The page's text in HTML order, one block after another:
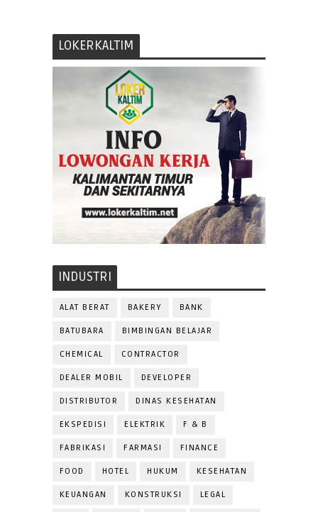
LOKERKALTIM
INDUSTRI
ALAT BERAT BAKERY BANK
BATUBARA BIMBINGAN BELAJAR
CHEMICAL CONTRACTOR
DEALER MOBIL DEVELOPER
DISTRIBUTOR DINAS KESEHATAN
EKSPEDISI ELEKTRIK F & B
FABRIKASI FARMASI FINANCE
FOOD HOTEL HUKUM KESEHATAN
KEUANGAN KONSTRUKSI LEGAL